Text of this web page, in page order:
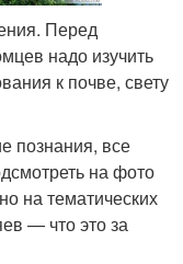
Перед
надо изучить
к почве, свету
познания, все
на фото
на тематических
— что это за